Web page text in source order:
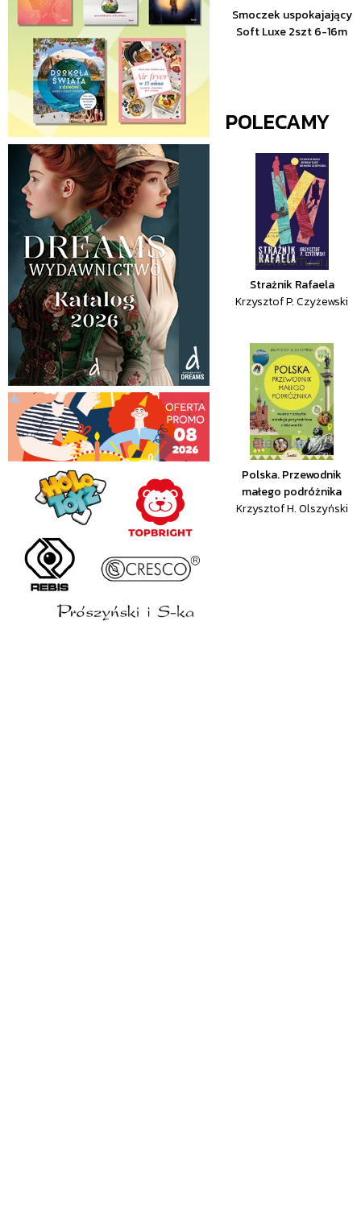
Smoczek uspokajający
Soft Luxe 2szt 6-16m
POLECAMY
Strażnik Rafaela
Krzysztof P. Czyżewski
Polska. Przewodnik
małego podróżnika
Krzysztof H. Olszyński